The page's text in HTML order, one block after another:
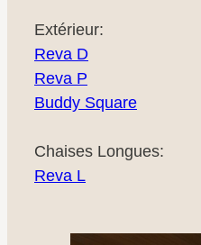
Extérieur:
Reva D
Reva P
Buddy Square
Chaises Longues:
Reva L